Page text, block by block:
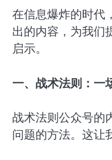
在信息爆炸的时代
出的内容，为我们
启示。
一、战术法则：一
战术法则公众号的
问题的方法。这让